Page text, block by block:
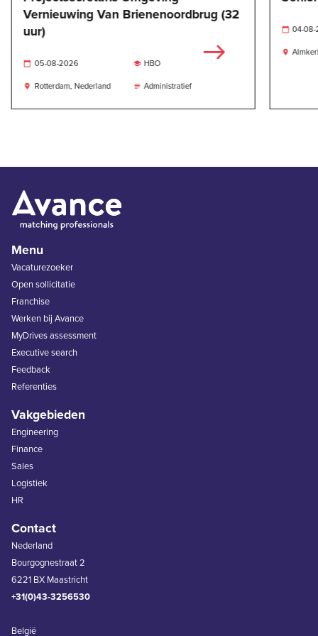
Vernieuwing Van Brienenoordbrug (32
uur)
 05-08-2026  HBO
 Rotterdam, Nederland  Administratief
 04-

Menu
Vacaturezoeker
Open sollicitatie
Franchise
Werken bij Avance
MyDrives assessment
Executive search
Feedback
Referenties
Vakgebieden
Engineering
Finance
Sales
Logistiek
HR
Contact
Nederland
Bourgognestraat 2
6221 BX Maastricht
+31(0)43-3256530
België